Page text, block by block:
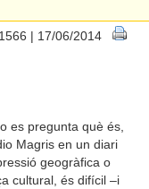
| 17/06/2014
es pregunta què és,
Magris en un diari
geogràfica o
cultural, és difícil –i